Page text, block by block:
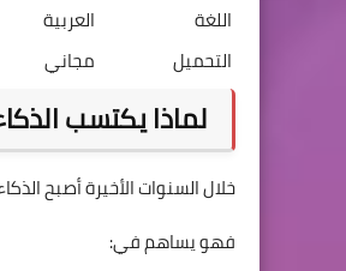
اللغة
العربية
التحميل
مجاني
لماذا يكتسب
خلال السنوات الأخيرة أصبح
فهو يساهم في: